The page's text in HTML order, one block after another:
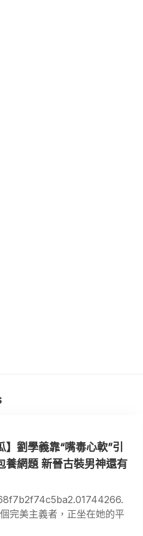
】劉學義靠“嘴毒心軟”引
養網題 新晉古裝男神還有
完美主義者，正坐在她的平